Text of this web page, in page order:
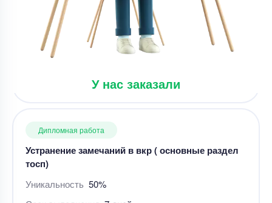
У нас заказали
Цена3000 ₽
12 минут назад
Срок выполнения
14 дней
Цена25000 ₽
Дипломная работа
Срок выполнения